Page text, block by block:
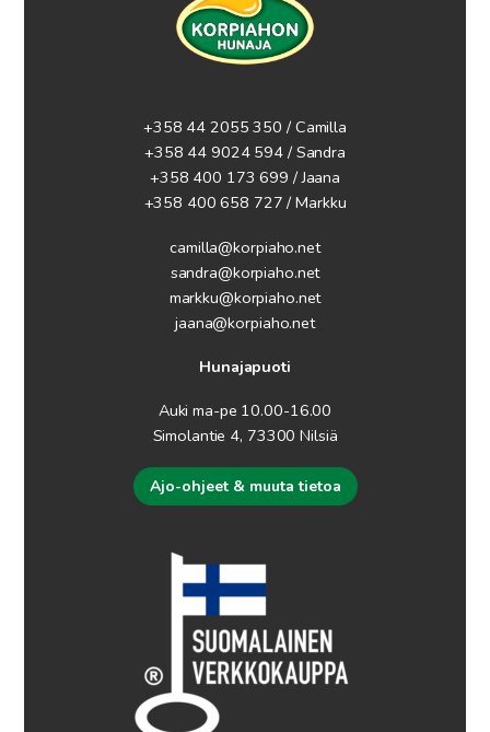
+358 44 2055 350 / Camilla
+358 44 9024 594 / Sandra
+358 400 173 699 / Jaana
+358 400 658 727 / Markku
camilla@korpiaho.net
sandra@korpiaho.net
markku@korpiaho.net
jaana@korpiaho.net
Hunajapuoti
Auki ma-pe 10.00-16.00
Simolantie 4, 73300 Nilsiä
Ajo-ohjeet & muuta tietoa